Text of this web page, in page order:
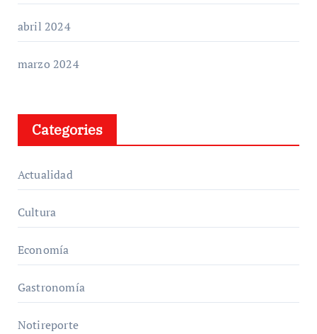
abril 2024
marzo 2024
Categories
Actualidad
Cultura
Economía
Gastronomía
Notireporte